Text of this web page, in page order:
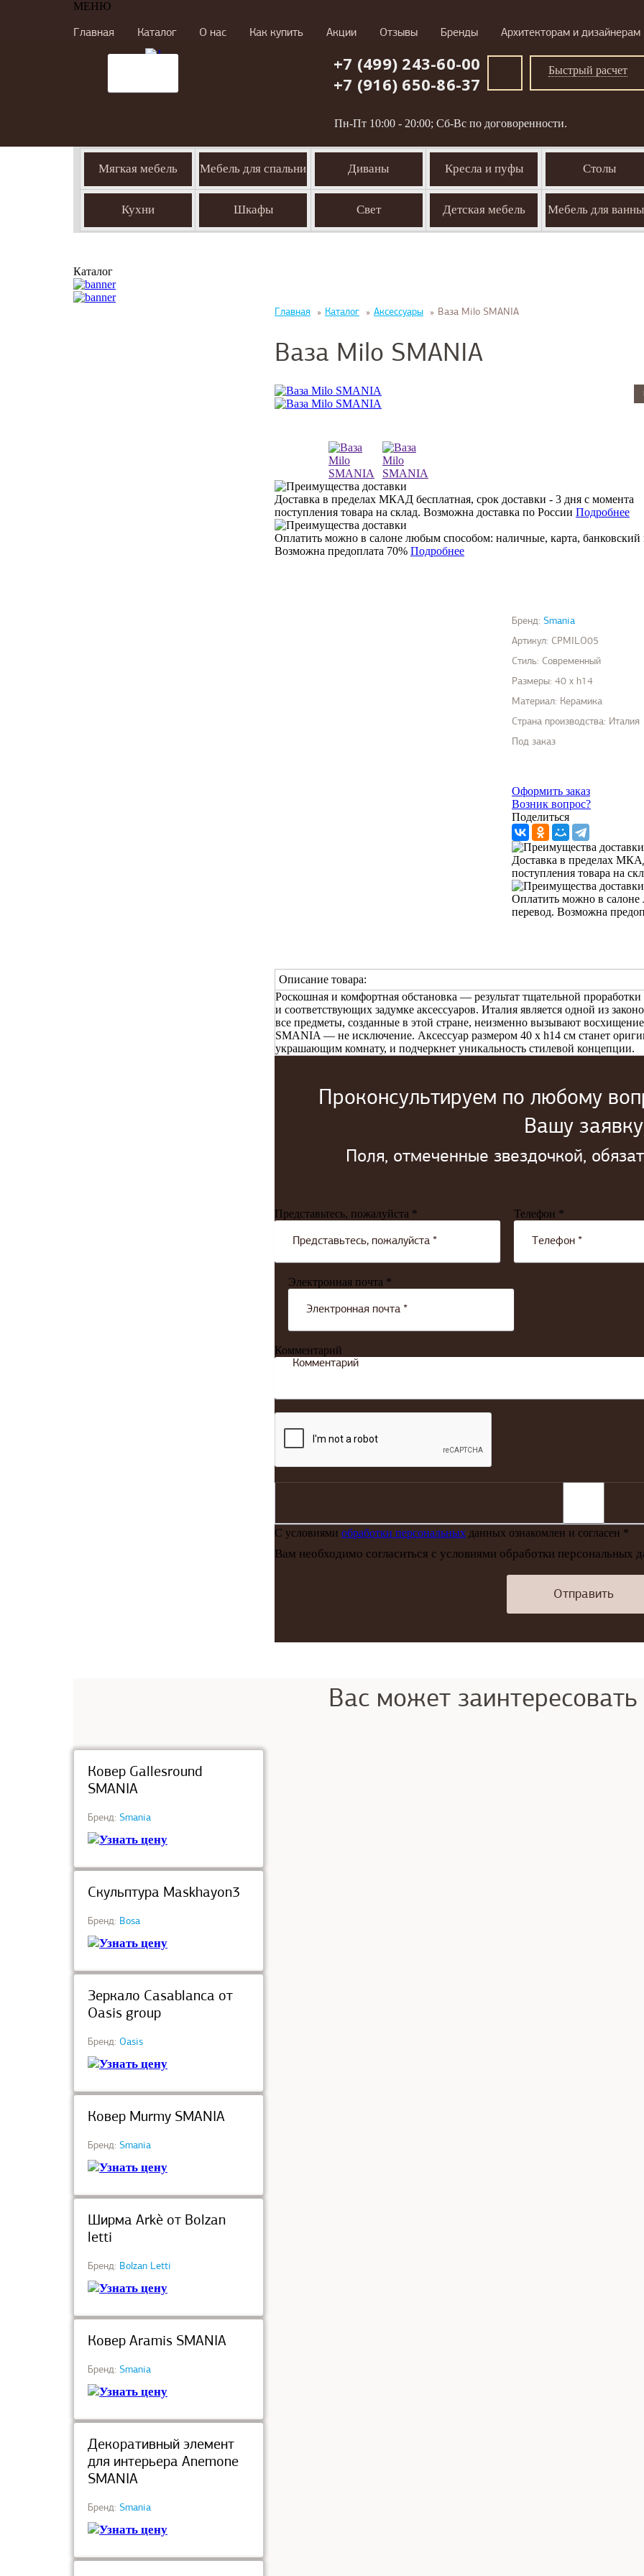
МЕНЮ
Главная Каталог О нас Как купить Акции Отзывы Бренды Архитекторам и дизайнерам
Пн-Пт 10:00 - 20:00; Сб-Вс по договоренности.
+7 (499) 243-60-00
+7 (916) 650-86-37
Быстрый расчет
Мягкая мебель Мебель для спальни Диваны Кресла и пуфы Столы
Кухни Шкафы Свет Детская мебель Мебель для
Каталог
Главная » Каталог » Аксессуары » Ваза Milo SMANIA
Ваза Milo SMANIA
Доставка в пределах МКАД бесплатная, срок доставки - 3 дня с момента
поступления товара на склад. Возможна доставка по России Подробнее
Оплатить можно в салоне любым способом: наличные, карта, банковский
Возможна предоплата 70% Подробнее
Бренд: Smania
Артикул: CPMILO05
Стиль: Современный
Размеры: 40 x h14
Материал: Керамика
Страна производства: Италия
Под заказ
Оформить заказ
Возник вопрос?
Поделиться
Доставка в пределах
поступления товара на
Оплатить можно в
перевод. Возможна
Описание товара:
Роскошная и комфортная обстановка — результат тщательной
и соответствующих задумке аксессуаров. Италия является одной из
все предметы, созданные в этой стране, неизменно вызывают
SMANIA — не исключение. Аксессуар размером 40 x h14 см станет
украшающим комнату, и подчеркнет уникальность стилевой концепции.
Проконсультируем по любому
Вашу заявку
Поля, отмеченные звездочкой,
Представьтесь, пожалуйста * Телефон *
Электронная почта *
Комментарий
С условиями обработки персональных данных ознакомлен и согласен *
Вам необходимо согласиться с условиями обработки персональных
Отправить
Вас может заинтересовать
Ковер Gallesround
SMANIA
Бренд: Smania
Узнать цену
Скульптура Maskhayon3
Бренд: Bosa
Узнать цену
Зеркало Casablanca от
Oasis group
Бренд: Oasis
Узнать цену
Ковер Murmy SMANIA
Бренд: Smania
Узнать цену
Ширма Arkè от Bolzan
letti
Бренд: Bolzan Letti
Узнать цену
Ковер Aramis SMANIA
Бренд: Smania
Узнать цену
Декоративный элемент
для интерьера Anemone
SMANIA
Бренд: Smania
Узнать цену